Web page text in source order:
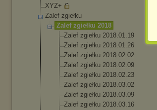
XYZ+
Zalef zgiełku
Zalef zgiełku 2018
Zalef zgiełku 2018.01.19
Zalef zgiełku 2018.01.26
Zalef zgiełku 2018.02.02
Zalef zgiełku 2018.02.09
Zalef zgiełku 2018.02.23
Zalef zgiełku 2018.03.02
Zalef zgiełku 2018.03.09
Zalef zgiełku 2018.03.16